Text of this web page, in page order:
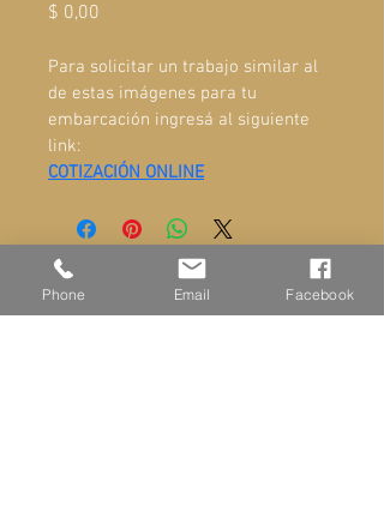
$ 0,00
Para solicitar un trabajo similar al
de estas imágenes para tu
embarcación ingresá al siguiente
link:
COTIZACIÓN ONLINE
ADMINISTRACIÓN Y VENTAS
Ayacucho 581, San Fernando
Phone Email Facebook